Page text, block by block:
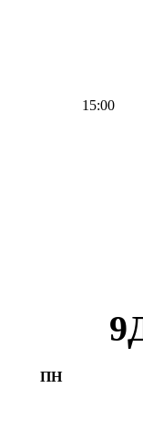
15:00
ПН